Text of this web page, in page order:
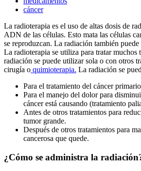
cáncer
La radioterapia es el uso de altas dosis de
ADN de las células. Esto mata las células
se reproduzcan. La radiación también puede
La radioterapia se utiliza para tratar muchos
radiación se puede utilizar sola o con otros
cirugía o quimioterapia. La radiación se
Para el tratamiento del cáncer
Para el manejo del dolor para
cáncer está causando (tratamiento
Antes de otros tratamientos para
tumor grande.
Después de otros tratamientos para
cancerosa que quede.
¿Cómo se administra la